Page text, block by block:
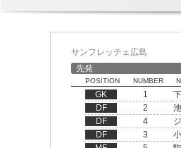
サンフレッチェ広島
先発
POSITION NUMBER
GK 1
DF
2
DF
4
DF
3